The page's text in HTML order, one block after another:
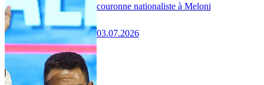
couronne nationaliste à Meloni
03.07.2026